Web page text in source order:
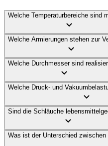
Welche Temperaturbereiche sind
Welche Armierungen stehen zur
Welche Durchmesser sind
Welche Druck- und
Sind die Schläuche
Was ist der Unterschied